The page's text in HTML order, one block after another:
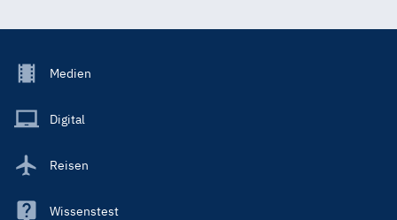
Footer
Main
Medien
Digital
Reisen
Wissenstest